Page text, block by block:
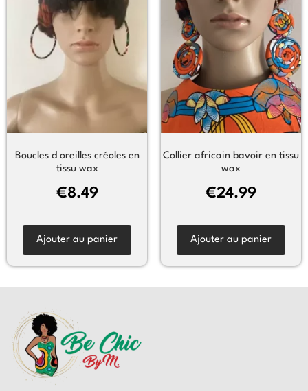
Boucles d oreilles créoles en
tissu wax
€8.49
Ajouter au panier
Collier africain bavoir en tissu
wax
€24.99
Ajouter au panier